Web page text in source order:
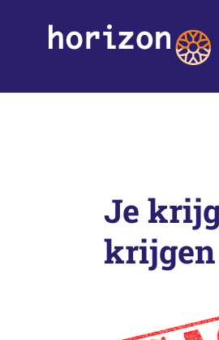
Je
krijgen